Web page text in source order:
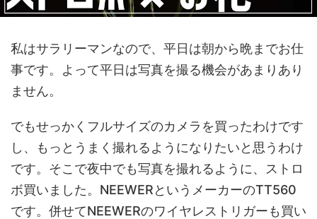
私はサラリーマンなので、平日は朝から晩までお仕
事です。よって平日は写真を撮る機会があまりあり
ません。
でもせっかくフルサイズのカメラを買ったわけです
し、もっとうまく撮れるようになりたいと思うわけ
です。そこで夜中でも写真を撮れるように、ストロ
ボ買いました。NEEWERというメーカーのTT560
です。併せてNEEWERのワイヤレストリガーも買い